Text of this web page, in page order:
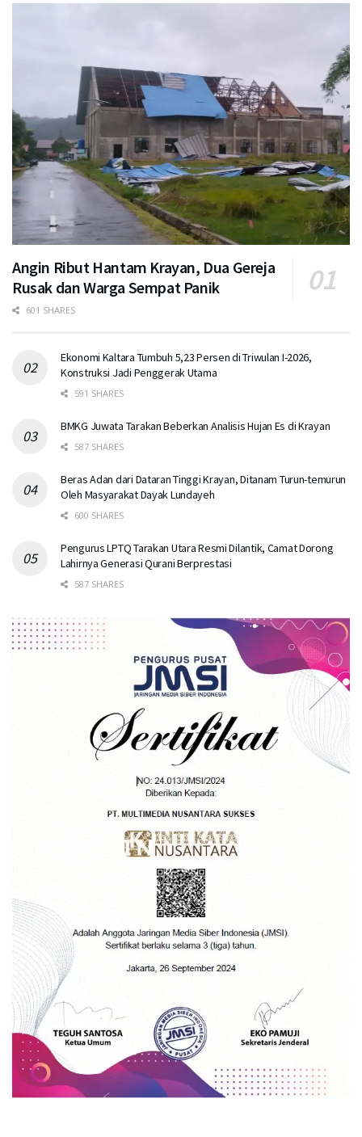
Angin Ribut Hantam Krayan, Dua Gereja
Rusak dan Warga Sempat Panik
601 SHARES
Ekonomi Kaltara Tumbuh 5,23 Persen di Triwulan I-2026,
Konstruksi Jadi Penggerak Utama
591 SHARES
BMKG Juwata Tarakan Beberkan Analisis Hujan Es di Krayan
587 SHARES
Beras Adan dari Dataran Tinggi Krayan, Ditanam Turun-temurun
Oleh Masyarakat Dayak Lundayeh
600 SHARES
Pengurus LPTQ Tarakan Utara Resmi Dilantik, Camat Dorong
Lahirnya Generasi Qurani Berprestasi
587 SHARES